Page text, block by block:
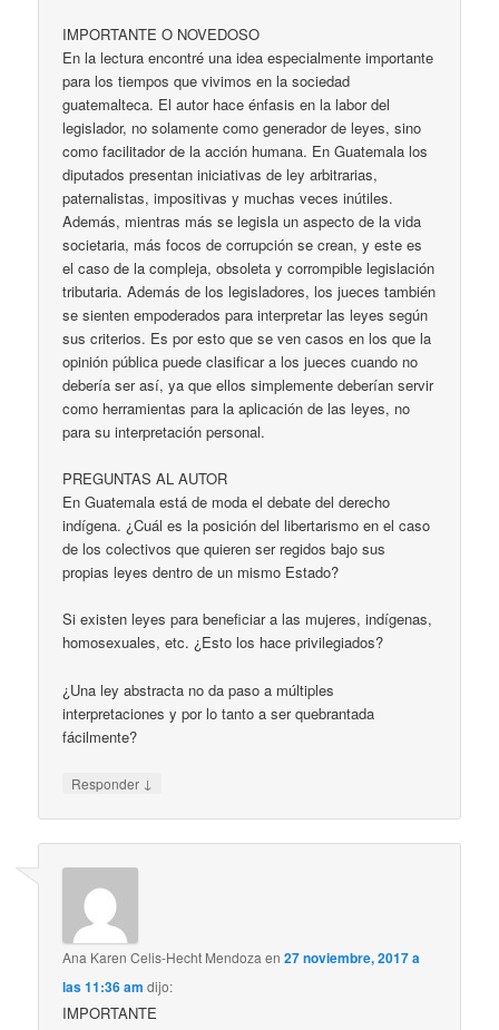
IMPORTANTE O NOVEDOSO
En la lectura encontré una idea especialmente importante
para los tiempos que vivimos en la sociedad
guatemalteca. El autor hace énfasis en la labor del
legislador, no solamente como generador de leyes, sino
como facilitador de la acción humana. En Guatemala los
diputados presentan iniciativas de ley arbitrarias,
paternalistas, impositivas y muchas veces inútiles.
Además, mientras más se legisla un aspecto de la vida
societaria, más focos de corrupción se crean, y este es
el caso de la compleja, obsoleta y corrompible legislación
tributaria. Además de los legisladores, los jueces también
se sienten empoderados para interpretar las leyes según
sus criterios. Es por esto que se ven casos en los que la
opinión pública puede clasificar a los jueces cuando no
debería ser así, ya que ellos simplemente deberían servir
como herramientas para la aplicación de las leyes, no
para su interpretación personal.
PREGUNTAS AL AUTOR
En Guatemala está de moda el debate del derecho
indígena. ¿Cuál es la posición del libertarismo en el caso
de los colectivos que quieren ser regidos bajo sus
propias leyes dentro de un mismo Estado?
Si existen leyes para beneficiar a las mujeres, indígenas,
homosexuales, etc. ¿Esto los hace privilegiados?
¿Una ley abstracta no da paso a múltiples
interpretaciones y por lo tanto a ser quebrantada
fácilmente?
Responder ↓
Ana Karen Celis-Hecht Mendoza en27 noviembre, 2017 a
las 11:36 am dijo:
IMPORTANTE